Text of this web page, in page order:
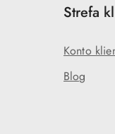
Strefa
Konto
Blog